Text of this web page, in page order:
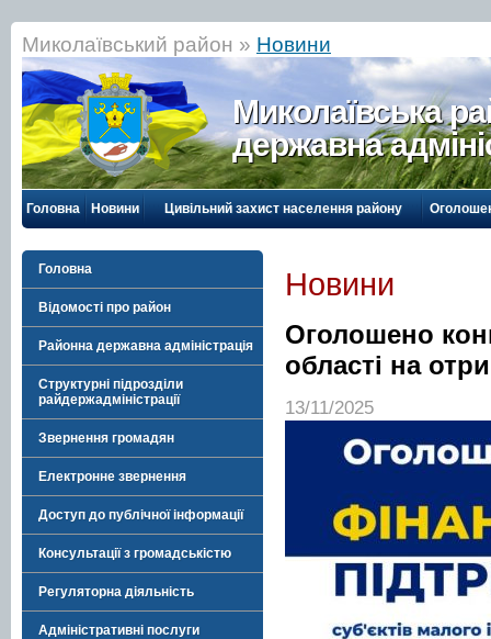
Миколаївський район » Новини
Миколаївська
державна
Головна Новини Цивільний захист населення району
Головна
Відомості про район
Районна державна адміністрація
Структурні підрозділи
райдержадміністрації
Звернення громадян
Електронне звернення
Доступ до публічної інформації
Консультації з громадськістю
Регуляторна діяльність
Адміністративні послуги
Новини
Оголошено
області на
13/11/2025